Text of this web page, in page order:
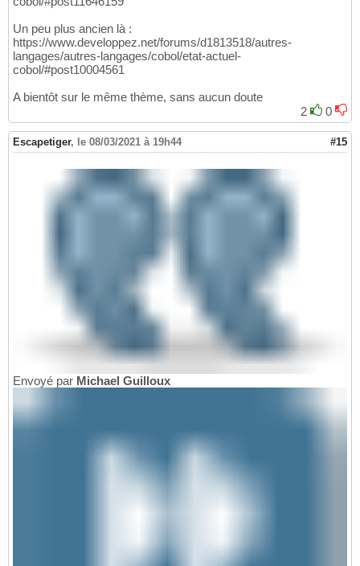
Un peu plus ancien là :
https://www.developpez.net/forums/d1813518/autres-
langages/autres-langages/cobol/etat-actuel-
cobol/#post10004561
A bientôt sur le même thème, sans aucun doute
2
0
Escapetiger, le 08/03/2021 à 19h44 #15
Envoyé par Michael Guilloux